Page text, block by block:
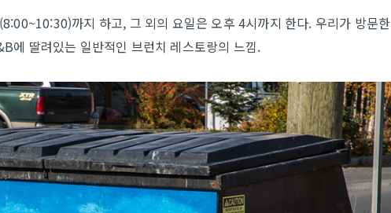
까지 하고, 그 외의 요일은 오후 4시까지 한다. 우리가 방문한
에 딸려있는 일반적인 브런치 레스토랑의 느낌.